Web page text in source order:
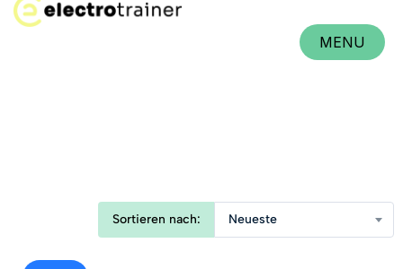
MENU
Sortieren nach: Neueste